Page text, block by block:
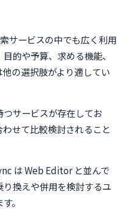
サービスの中でも広く利用
的や予算、求める機能、
の選択肢がより適してい
サービスが存在してお
せて比較検討されること
は Web Editor と並んで
換えや併用を検討するユ
。